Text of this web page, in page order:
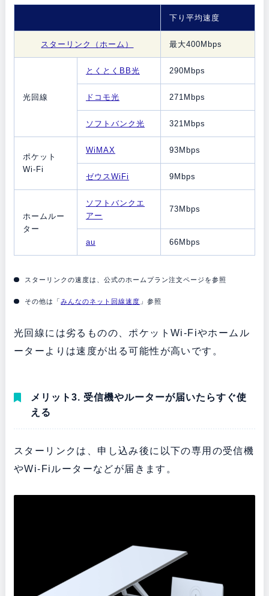
下り平均速度
スターリンク（ホーム） 最大400Mbps
光回線
とくとくBB光 290Mbps
ドコモ光 271Mbps
ソフトバンク光 321Mbps
ポケット
Wi-Fi
WiMAX 93Mbps
ゼウスWiFi 9Mbps
ホームルー
ター
ソフトバンクエ
アー
73Mbps
au 66Mbps
スターリンクの速度は、公式のホームプラン注文ページを参照
その他は「みんなのネット回線速度 」参照
光回線には劣るものの、ポケットWi-Fiやホームル
ーターよりは速度が出る可能性が高いです。
メリット3. 受信機やルーターが届いたらすぐ使
える
スターリンクは、申し込み後に以下の専用の受信機
やWi-Fiルーターなどが届きます。